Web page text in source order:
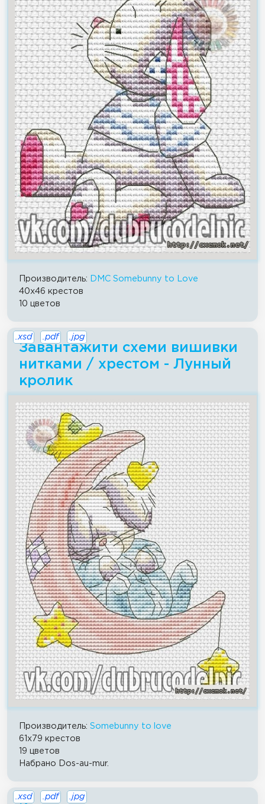
Производитель:
DMC Somebunny to Love
40x46 крестов
10 цветов
Завантажити схеми вишивки
нитками / хрестом - Лунный
кролик
.xsd .pdf .jpg
Производитель: Somebunny to love
61x79 крестов
19 цветов
Набрано Dos-au-mur.
.xsd .pdf .jpg